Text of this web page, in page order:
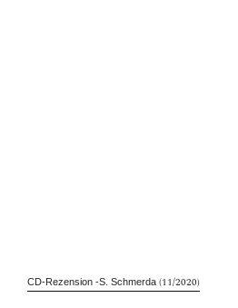
CD-Rezension -S. Schmerda (11/2020)